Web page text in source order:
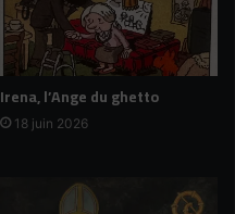
Irena, l’Ange du ghetto
18 juin 2026